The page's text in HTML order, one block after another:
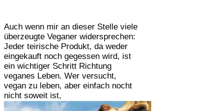
Auch wenn mir an dieser Stelle viele
überzeugte Veganer widersprechen:
Jeder teirische Produkt, da weder
eingekauft noch gegessen wird, ist
ein wichtiger Schritt Richtung
veganes Leben. Wer versucht,
vegan zu leben, aber einfach nocht
nicht soweit ist,